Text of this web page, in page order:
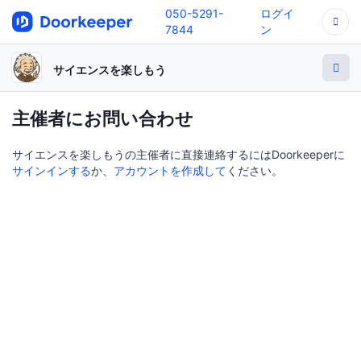
050-5291-
7844
ログイ
ン
サイエンスを楽しもう
主催者にお問い合わせ
サイエンスを楽しもうの主催者に直接連絡するにはDoorkeeperに
サインインするか、 アカウントを作成して ください。